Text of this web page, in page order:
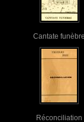
Cantate funèbre
Réconciliation